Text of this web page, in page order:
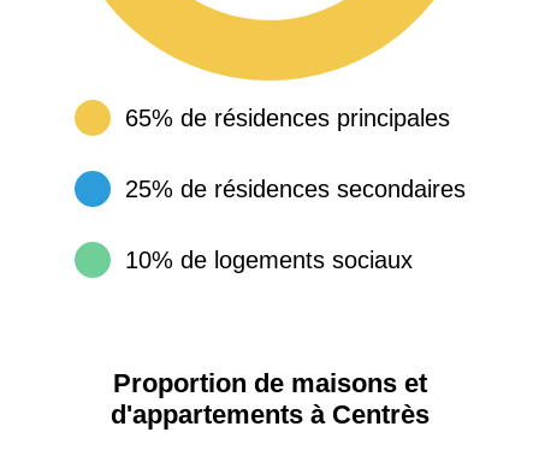
65% de résidences principales
25% de résidences secondaires
10% de logements sociaux
Proportion de maisons et
d'appartements à Centrès